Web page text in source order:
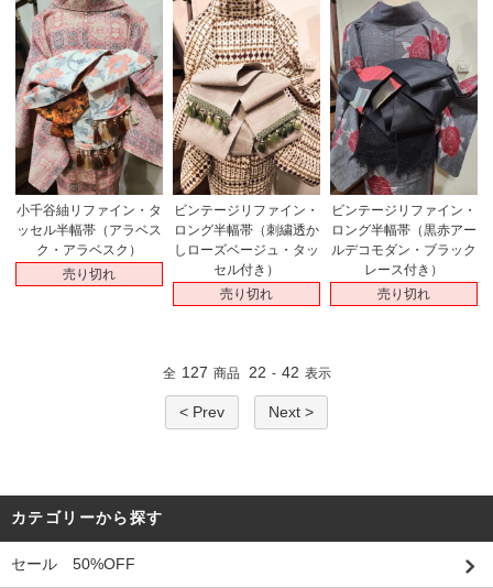
小千谷紬リファイン・タ
ッセル半幅帯（アラベス
ク・アラベスク）
売り切れ
ビンテージリファイン・
ロング半幅帯（刺繍透か
しローズベージュ・タッ
セル付き）
売り切れ
ビンテージリファイン・
ロング半幅帯（黒赤アー
ルデコモダン・ブラック
レース付き）
売り切れ
全 127 商品 22 - 42 表示
< Prev Next >
カテゴリーから探す
セール 50%OFF